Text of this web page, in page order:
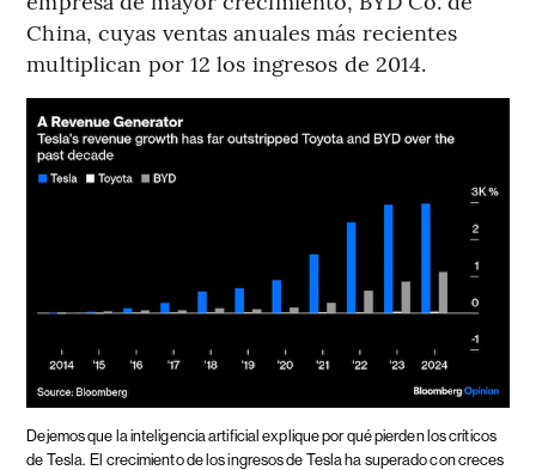
China, cuyas ventas anuales más recientes
multiplican por 12 los ingresos de 2014.
Dejemos que la inteligencia artificial explique por qué pierden los críticos
de Tesla. El crecimiento de los ingresos de Tesla ha superado con creces